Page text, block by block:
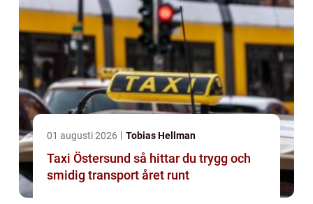
01 augusti 2026 Tobias Hellman
Taxi Östersund så hittar du trygg och
smidig transport året runt